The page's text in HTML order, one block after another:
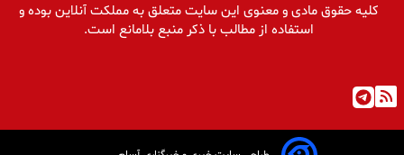
کلیه حقوق مادی و معنوی این سایت متعلق به مملکت آنلاین بوده و
استفاده از مطالب با ذکر منبع بلامانع است.